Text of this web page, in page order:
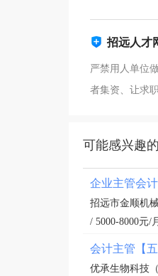
招远人才
严禁用人单位
者集资、让求
可能感兴趣
企业主管会计
招远市金顺机
/ 5000-8000元/
会计主管【
优承生物科技